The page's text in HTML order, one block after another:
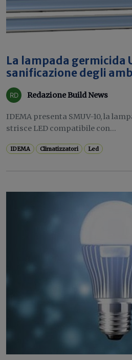
La lampada germicida
sanificazione degli
Redazione Build News
IDEMA presenta SMUV-10, la
strisce LED compatibile con...
IDEMA Climatizzatori Led